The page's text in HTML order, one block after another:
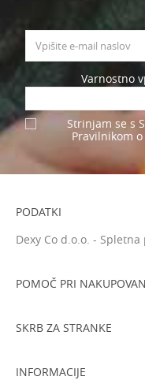
Varnostno
Strinjam se s
Pravilnikom
PODATKI
Dexy Co d.o.o. -
Tel: 05 933 75 21
Delovni čas
POMOČ PRI
SKRB ZA STRANKE
INFORMACIJE